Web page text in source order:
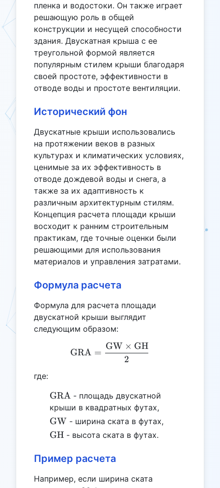
пленка и водостоки. Он также играет
решающую роль в общей
конструкции и несущей способности
здания. Двускатная крыша с ее
треугольной формой является
популярным стилем крыши благодаря
своей простоте, эффективности в
отводе воды и простоте вентиляции.
Исторический фон
Двускатные крыши использовались
на протяжении веков в разных
культурах и климатических условиях,
ценимые за их эффективность в
отводе дождевой воды и снега, а
также за их адаптивность к
различным архитектурным стилям.
Концепция расчета площади крыши
восходит к ранним строительным
практикам, где точные оценки были
решающими для использования
материалов и управления затратами.
Формула расчета
Формула для расчета площади
двускатной крыши выглядит
следующим образом:
\text{GRA} =
GRA =
2
GW × GH
где:
\text{GRA}
GRA - площадь двускатной
крыши в квадратных футах,
\text{GW}
GW - ширина ската в футах,
\text{GH}
GH - высота ската в футах.
Пример расчета
Например, если ширина ската